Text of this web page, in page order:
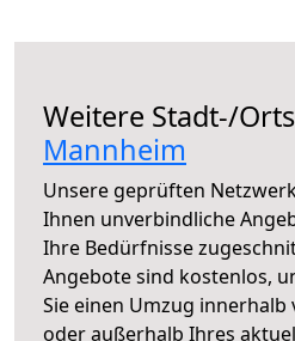
Weitere Stadt-/
Mannheim
Unsere geprüften
Ihnen unverbindliche
Ihre Bedürfnisse
Angebote sind kostenlos,
Sie einen Umzug innerhalb
oder außerhalb Ihres